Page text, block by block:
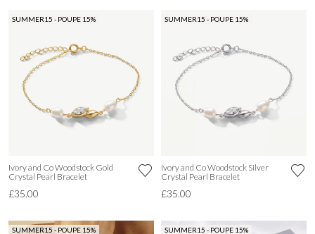
SUMMER15 - POUPE 15%
Ivory and Co Woodstock Gold
Crystal Pearl Bracelet
£35.00
SUMMER15 - POUPE 15%
Ivory and Co Woodstock Silver
Crystal Pearl Bracelet
£35.00
SUMMER15 - POUPE 15% SUMMER15 - POUPE 15%